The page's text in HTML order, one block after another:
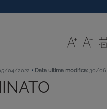
04/2022 • Data ultima modifica: 30/